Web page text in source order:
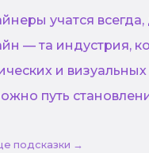
учатся
— та индустрия,
и
путь
подсказки →